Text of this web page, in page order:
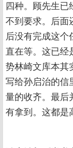
四种。顾先生已
不到要求。后面
后没有完成这个
直在等。这已经
势林崎文库本其
写给孙启治的信
量的收齐。最后
有拿到。这都是